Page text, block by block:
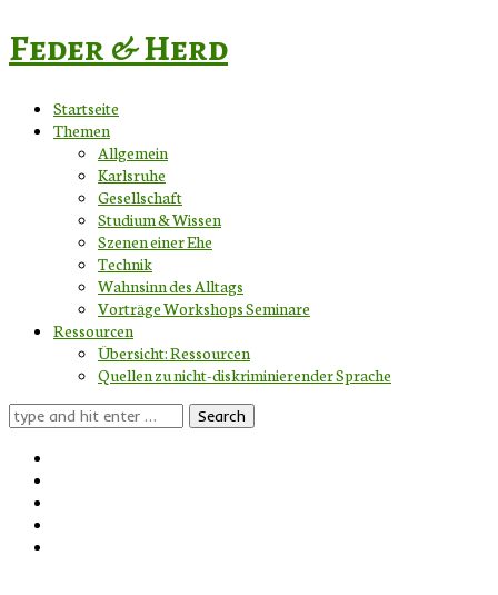
Feder & Herd
Startseite
Themen
Allgemein
Karlsruhe
Gesellschaft
Studium & Wissen
Szenen einer Ehe
Technik
Wahnsinn des Alltags
Vorträge Workshops Seminare
Ressourcen
Übersicht: Ressourcen
Quellen zu nicht-diskriminierender Sprache
Search
for: